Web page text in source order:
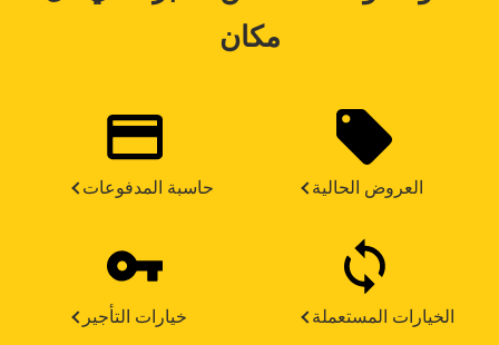
مكان
حاسبة المدفوعات العروض الحالية
خيارات التأجير الخيارات المستعملة